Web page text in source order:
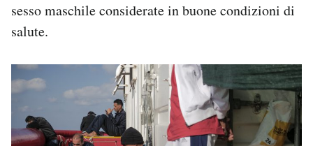
sesso maschile considerate in buone condizioni di
salute.